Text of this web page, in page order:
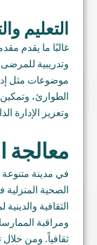
التعليم
غالبًا ما يقدم
وتدريبية
موضوعات مثل
الطوارئ،
وتعزيز الإدارة
معالجة
في مدينة
الصحية
الثقافية
ومراقبة
ثقافياً. ومن